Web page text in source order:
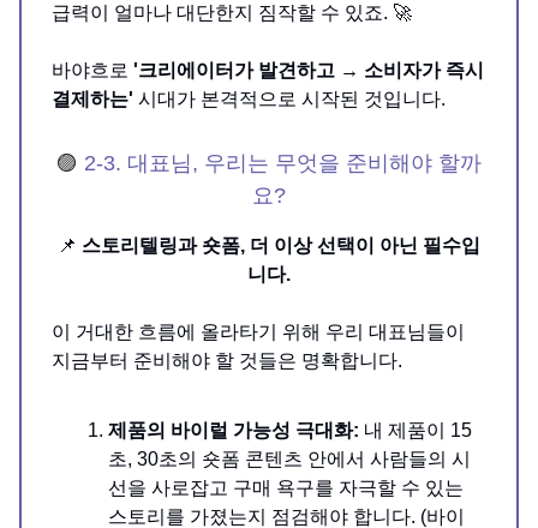
급력이 얼마나 대단한지 짐작할 수 있죠. 🚀
바야흐로 '크리에이터가 발견하고 → 소비자가 즉시
결제하는' 시대가 본격적으로 시작된 것입니다.
🟣 2-3. 대표님, 우리는 무엇을 준비해야 할까
요?
📌 스토리텔링과 숏폼, 더 이상 선택이 아닌 필수입
니다.
이 거대한 흐름에 올라타기 위해 우리 대표님들이
지금부터 준비해야 할 것들은 명확합니다.
제품의 바이럴 가능성 극대화: 내 제품이 15
초, 30초의 숏폼 콘텐츠 안에서 사람들의 시
선을 사로잡고 구매 욕구를 자극할 수 있는
스토리를 가졌는지 점검해야 합니다. (바이